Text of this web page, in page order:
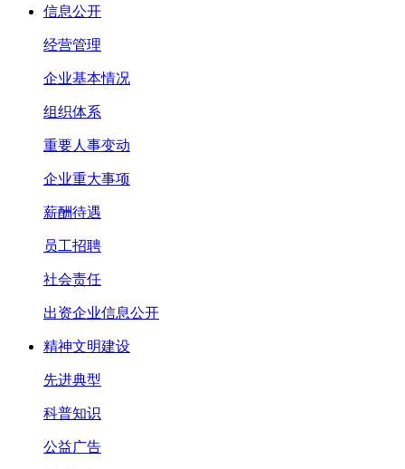
信息公开
经营管理
企业基本情况
组织体系
重要人事变动
企业重大事项
薪酬待遇
员工招聘
社会责任
出资企业信息公开
精神文明建设
先进典型
科普知识
公益广告